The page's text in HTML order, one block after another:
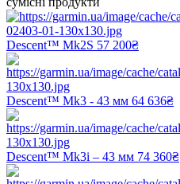
Descent™ Mk2S 57 200₴
Descent™ Mk3 - 43 мм 64 636₴
Descent™ Mk3i – 43 мм 74 360₴